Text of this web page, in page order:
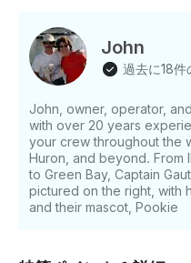
John
過去に18件
John, owner, operator,
with over 20 years
your crew throughout the
Huron, and beyond. From
to Green Bay, Captain
pictured on the right, with
and their mascot, Pookie